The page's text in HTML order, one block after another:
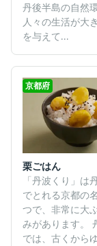
丹後半島の自然
人々の生活が大
を与えて...
京都府
栗ごはん
「丹波くり」は
でとれる京都の
つで、非常に大
みがあります。
では、古くから